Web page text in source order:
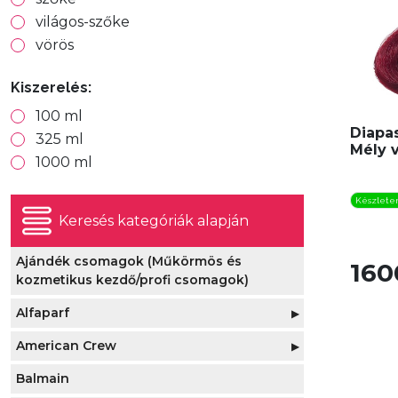
világos-szőke
vörös
Kiszerelés:
100 ml
325 ml
1000 ml
Keresés kategóriák alapján
Ajándék csomagok (Műkörmös és
kozmetikus kezdő/profi csomagok)
Alfaparf ▶
Alfaparf Evolution Hajfesték ▶
Alfaparf Oxid'o Stabilized Peroxide
Alfaparf Revolution Hajfesték
American Crew ▶
American Crew 3in1 (tusfürdő, sampon,
Balmain
Mély